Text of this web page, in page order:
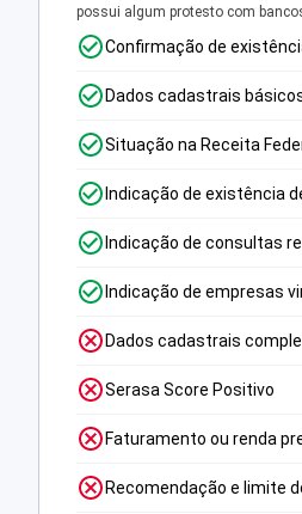
possui algum protesto com
Confirmação de
Dados cadastrais
Situação na Receita
Indicação de existência
Indicação de consultas
Indicação de empresas
Dados cadastrais
Serasa Score Positivo
Faturamento ou renda
Recomendação e limite